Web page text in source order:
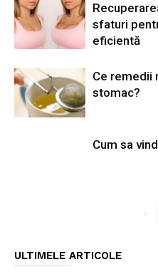
sfaturi
eficientă
Ce remedii
stomac?
Cum sa
ULTIMELE ARTICOLE